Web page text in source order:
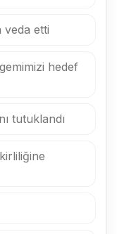
veda etti
hedef
tutuklandı